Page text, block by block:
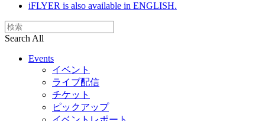
iFLYER is also available in ENGLISH.
Search All
Events
イベント
ライブ配信
チケット
ピックアップ